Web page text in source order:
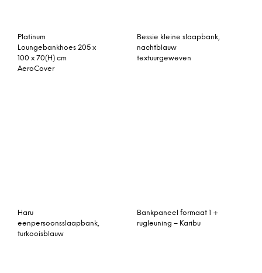
Platinum
Loungebankhoes 205 x
100 x 70(H) cm
AeroCover
Bessie kleine slaapbank,
nachtblauw
textuurgeweven
Haru
eenpersoonsslaapbank,
turkooisblauw
Bankpaneel formaat 1 +
rugleuning – Karibu